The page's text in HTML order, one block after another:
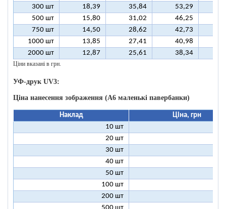
300 шт
18,39 35,84 53,29
500 шт
15,80 31,02 46,25
750 шт
14,50 28,62 42,73
1000 шт
13,85 27,41 40,98
2000 шт
12,87 25,61 38,34
Ціни вказані в грн.
УФ-друк UV3:
Ціна нанесення зображення (А6 маленькі павербанки)
Наклад
Ціна, грн
10 шт
20 шт
30 шт
40 шт
50 шт
100 шт
200 шт